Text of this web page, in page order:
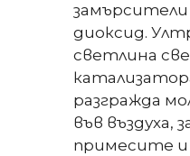
замърсители
диоксид.
светлина
разгражда
във въздуха,
примесите и